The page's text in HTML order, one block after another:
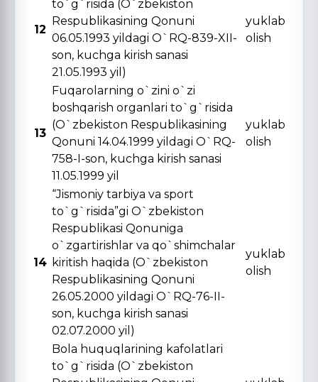
12
to`g`risida (O`zbekiston
Respublikasining Qonuni
06.05.1993 yildagi O`RQ-839-XII-
son, kuchga kirish sanasi
21.05.1993 yil)
yuklab
olish
13
Fuqarolarning o`zini o`zi
boshqarish organlari to`g`risida
(O`zbekiston Respublikasining
Qonuni 14.04.1999 yildagi O`RQ-
758-I-son, kuchga kirish sanasi
11.05.1999 yil
yuklab
olish
14
“Jismoniy tarbiya va sport
to`g`risida”gi O`zbekiston
Respublikasi Qonuniga
o`zgartirishlar va qo`shimchalar
kiritish haqida (O`zbekiston
Respublikasining Qonuni
26.05.2000 yildagi O`RQ-76-II-
son, kuchga kirish sanasi
02.07.2000 yil)
yuklab
olish
Bola huquqlarining kafolatlari
to`g`risida (O`zbekiston